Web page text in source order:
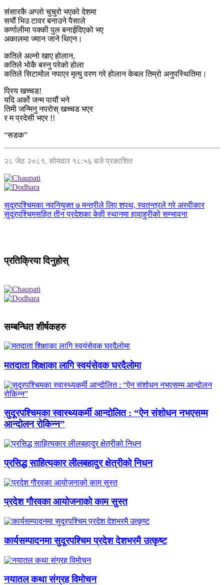
संसारकै अग्लो चुचुरो भएको देशमा
सयौं भिउ टावर बनाउने पैसाले
कर्णालीमा पक्की पुल बनाईदिएको भए
अकालमा ज्यान जाने थिएन।
कतिले अल्नो खाए होलान,
कतिले भोकै बस्नु परेको होला
कतिले सिटामोल नपाएर मृत्यु वरण गरे होलान केबल तिम्रो अनुपस्थितिमा।
प्रिय खच्चड!
यदि अर्को जन्म पायौं भने
तिमी जन्मिनु नपरोस् खच्चड भएर
र म प्रदेसी भएर !!
“सडक”
२८ जेठ २०८१, सोमवार १८:५६ बजे प्रकाशित
सुदूरपश्चिमका नवनियुक्त ७ मन्त्रीले लिए शपथ, स्वतन्त्रले गरे अस्वीकार
सुदूरपश्चिमसहित तीन प्रदेशका केही स्थानमा हावाहुरीको सम्भावना
प्रतिक्रिया दिनुहोस्
सम्बन्धित शीर्षकहरु
मतदाता शिक्षाका लागि स्वयंसेवक घरदैलोमा
सुदूरपश्चिमका स्वास्थ्यकर्मी आन्दोलित : “ऐन संशोधन नभएसम्म
आन्दोलन रोकिन्न”
प्रसिद्ध साहित्यकार लीलबहादुर क्षेत्रीको निधन
प्रदेश गौरवका आयोजनाको काम सुस्त
कार्यसम्पादनमा सुदूरपश्चिम प्रदेश देशभरमै उत्कृष्ट
नयातल कथा संग्रह विमोचन